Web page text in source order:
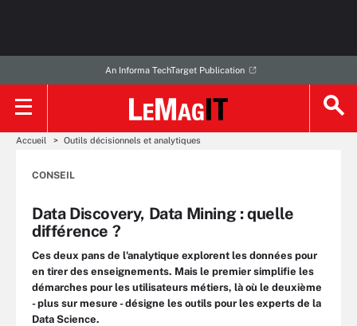
An Informa TechTarget Publication
Accueil Outils décisionnels et analytiques
CONSEIL
Data Discovery, Data Mining : quelle
différence ?
Ces deux pans de l'analytique explorent les données pour
en tirer des enseignements. Mais le premier simplifie les
démarches pour les utilisateurs métiers, là où le deuxième
- plus sur mesure - désigne les outils pour les experts de la
Data Science.